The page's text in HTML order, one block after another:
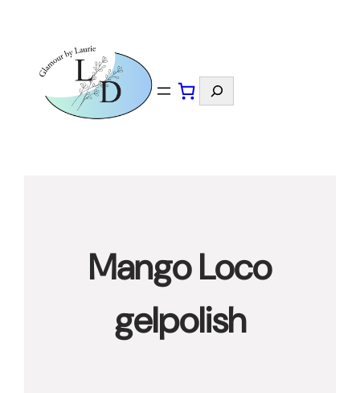
inhoud
Zoeken
Mango Loco
gelpolish